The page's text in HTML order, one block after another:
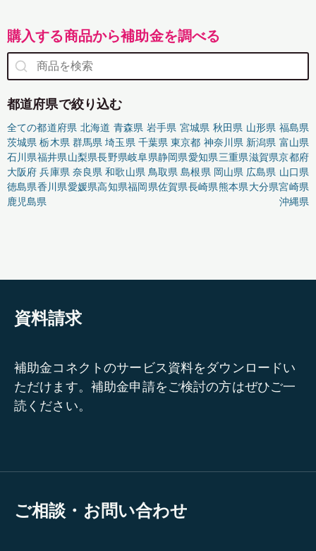
購入する商品から補助金を調べる
都道府県で絞り込む
全ての都道府県 北海道 青森県 岩手県 宮城県 秋田県 山形県 福島県
茨城県 栃木県 群馬県 埼玉県 千葉県 東京都 神奈川県 新潟県 富山県
石川県福井県山梨県長野県岐阜県静岡県愛知県三重県滋賀県京都府
大阪府 兵庫県 奈良県 和歌山県 鳥取県 島根県 岡山県 広島県 山口県
徳島県香川県愛媛県高知県福岡県佐賀県長崎県熊本県大分県宮崎県
鹿児島県
沖縄県
資料請求
補助金コネクトのサービス資料をダウンロードい
ただけます。補助金申請をご検討の方はぜひご一
読ください。
ご相談・お問い合わせ